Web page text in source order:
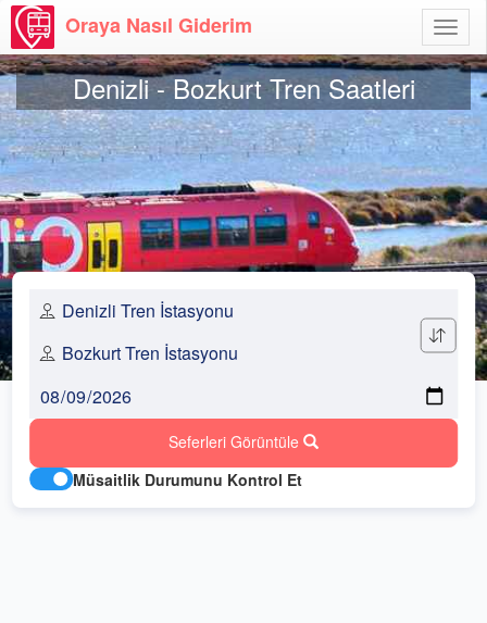
Aç
Oraya Nasıl Giderim
Denizli - Bozkurt Tren Saatleri
Seferleri Görüntüle
Müsaitlik Durumunu Kontrol Et